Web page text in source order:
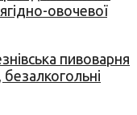
овочевої
пивоварня